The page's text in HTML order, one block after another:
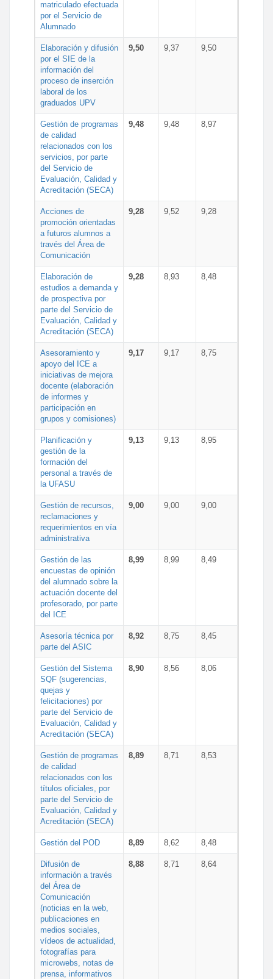
matriculado efectuada
por el Servicio de
Alumnado
Elaboración y difusión
por el SIE de la
información del
proceso de inserción
laboral de los
graduados UPV
9,50 9,37 9,50
Gestión de programas
de calidad
relacionados con los
servicios, por parte
del Servicio de
Evaluación, Calidad y
Acreditación (SECA)
9,48 9,48 8,97
Acciones de
promoción orientadas
a futuros alumnos a
través del Área de
Comunicación
9,28 9,52 9,28
Elaboración de
estudios a demanda y
de prospectiva por
parte del Servicio de
Evaluación, Calidad y
Acreditación (SECA)
9,28 8,93 8,48
Asesoramiento y
apoyo del ICE a
iniciativas de mejora
docente (elaboración
de informes y
participación en
grupos y comisiones)
9,17 9,17 8,75
Planificación y
gestión de la
formación del
personal a través de
la UFASU
9,13 9,13 8,95
Gestión de recursos,
reclamaciones y
requerimientos en vía
administrativa
9,00 9,00 9,00
Gestión de las
encuestas de opinión
del alumnado sobre la
actuación docente del
profesorado, por parte
del ICE
8,99 8,99 8,49
Asesoría técnica por
parte del ASIC
8,92 8,75 8,45
Gestión del Sistema
SQF (sugerencias,
quejas y
felicitaciones) por
parte del Servicio de
Evaluación, Calidad y
Acreditación (SECA)
8,90 8,56 8,06
Gestión de programas
de calidad
relacionados con los
títulos oficiales, por
parte del Servicio de
Evaluación, Calidad y
Acreditación (SECA)
8,89 8,71 8,53
Gestión del POD 8,89 8,62 8,48
Difusión de
información a través
del Área de
Comunicación
(noticias en la web,
publicaciones en
medios sociales,
vídeos de actualidad,
fotografías para
microwebs, notas de
prensa, informativos
8,88 8,71 8,64